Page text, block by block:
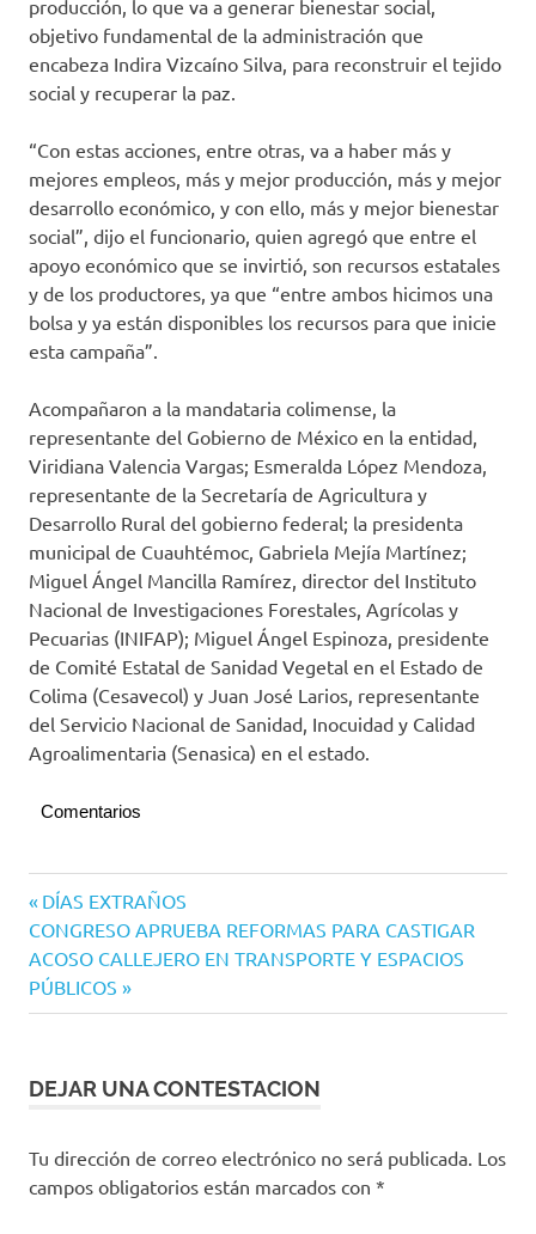
producción, lo que va a generar bienestar social,
objetivo fundamental de la administración que
encabeza Indira Vizcaíno Silva, para reconstruir el tejido
social y recuperar la paz.
“Con estas acciones, entre otras, va a haber más y
mejores empleos, más y mejor producción, más y mejor
desarrollo económico, y con ello, más y mejor bienestar
social”, dijo el funcionario, quien agregó que entre el
apoyo económico que se invirtió, son recursos estatales
y de los productores, ya que “entre ambos hicimos una
bolsa y ya están disponibles los recursos para que inicie
esta campaña”.
Acompañaron a la mandataria colimense, la
representante del Gobierno de México en la entidad,
Viridiana Valencia Vargas; Esmeralda López Mendoza,
representante de la Secretaría de Agricultura y
Desarrollo Rural del gobierno federal; la presidenta
municipal de Cuauhtémoc, Gabriela Mejía Martínez;
Miguel Ángel Mancilla Ramírez, director del Instituto
Nacional de Investigaciones Forestales, Agrícolas y
Pecuarias (INIFAP); Miguel Ángel Espinoza, presidente
de Comité Estatal de Sanidad Vegetal en el Estado de
Colima (Cesavecol) y Juan José Larios, representante
del Servicio Nacional de Sanidad, Inocuidad y Calidad
Agroalimentaria (Senasica) en el estado.
Comentarios
Navegación
de
entradas
Entrada
anterior:
DÍAS EXTRAÑOS
Siguiente
entrada:
CONGRESO APRUEBA REFORMAS PARA CASTIGAR
ACOSO CALLEJERO EN TRANSPORTE Y ESPACIOS
PÚBLICOS
DEJAR UNA CONTESTACION
Tu dirección de correo electrónico no será publicada. Los
campos obligatorios están marcados con *